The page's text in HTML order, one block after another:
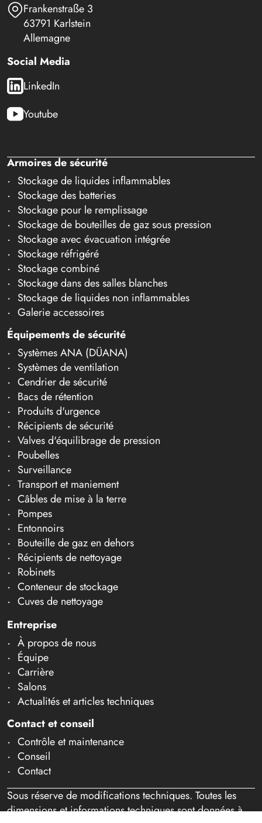
Frankenstraße 3
63791 Karlstein
Allemagne
Social Media
LinkedIn
Youtube
Armoires de sécurité
Stockage de liquides inflammables
Stockage des batteries
Stockage pour le remplissage
Stockage de bouteilles de gaz sous pression
Stockage avec évacuation intégrée
Stockage réfrigéré
Stockage combiné
Stockage dans des salles blanches
Stockage de liquides non inflammables
Galerie accessoires
Équipements de sécurité
Systèmes ANA (DÜANA)
Systèmes de ventilation
Cendrier de sécurité
Bacs de rétention
Produits d'urgence
Récipients de sécurité
Valves d'équilibrage de pression
Poubelles
Surveillance
Transport et maniement
Câbles de mise à la terre
Pompes
Entonnoirs
Bouteille de gaz en dehors
Récipients de nettoyage
Robinets
Conteneur de stockage
Cuves de nettoyage
Entreprise
À propos de nous
Équipe
Carrière
Salons
Actualités et articles techniques
Contact et conseil
Contrôle et maintenance
Conseil
Contact
Sous réserve de modifications techniques. Toutes les
dimensions et informations techniques sont données à